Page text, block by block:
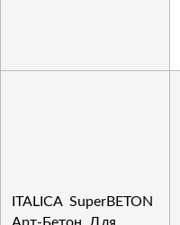
ITALICA SuperBETON